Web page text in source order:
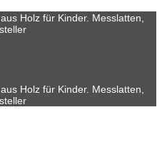
Holz für Kinder. Messlatten,
Holz für Kinder. Messlatten,